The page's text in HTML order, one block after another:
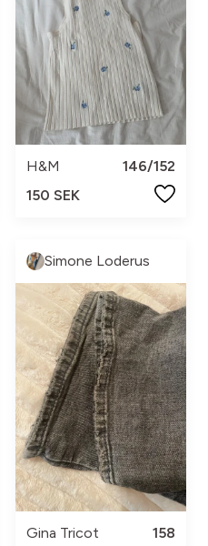
H&M
146/152
150 SEK
Simone Loderus
Gina Tricot
158